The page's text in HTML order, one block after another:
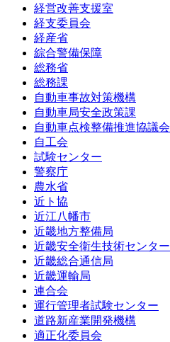
経営改善支援室
経支委員会
経産省
綜合警備保障
総務省
総務課
自動車事故対策機構
自動車局安全政策課
自動車点検整備推進協議会
自工会
試験センター
警察庁
農水省
近ト協
近江八幡市
近畿地方整備局
近畿安全衛生技術センター
近畿総合通信局
近畿運輸局
連合会
運行管理者試験センター
道路新産業開発機構
適正化委員会